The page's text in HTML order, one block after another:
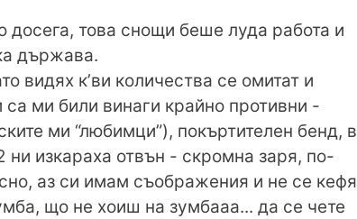
това снощи беше луда работа и
държава.
видях к’ви количества се омитат и
са ми били винаги крайно противни -
ми “любимци”), покъртителен бенд, в
ни изкараха отвън - скромна заря, по-
аз си имам съображения и не се кефя
що не хоиш на зумбааа... да се чете